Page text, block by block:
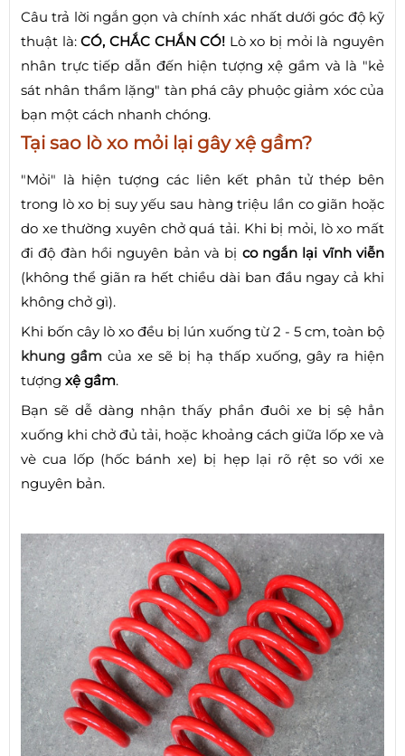
Câu trả lời ngắn gọn và chính xác nhất dưới góc độ kỹ
thuật là:CÓ, CHẮC CHẮN CÓ! Lò xo bị mỏi là nguyên
nhân trực tiếp dẫn đến hiện tượng xệ gầm và là "kẻ
sát nhân thầm lặng" tàn phá cây phuộc giảm xóc của
bạn một cách nhanh chóng.
Tại sao lò xo mỏi lại gây xệ gầm?
"Mỏi" là hiện tượng các liên kết phân tử thép bên
trong lò xo bị suy yếu sau hàng triệu lần co giãn hoặc
do xe thường xuyên chở quá tải. Khi bị mỏi, lò xo mất
đi độ đàn hồi nguyên bản và bị co ngắn lại vĩnh viễn
(không thể giãn ra hết chiều dài ban đầu ngay cả khi
không chở gì).
Khi bốn cây lò xo đều bị lún xuống từ 2 - 5 cm, toàn bộ
khung gầm của xe sẽ bị hạ thấp xuống, gây ra hiện
tượng xệ gầm.
Bạn sẽ dễ dàng nhận thấy phần đuôi xe bị sệ hẳn
xuống khi chở đủ tải, hoặc khoảng cách giữa lốp xe và
vè cua lốp (hốc bánh xe) bị hẹp lại rõ rệt so với xe
nguyên bản.